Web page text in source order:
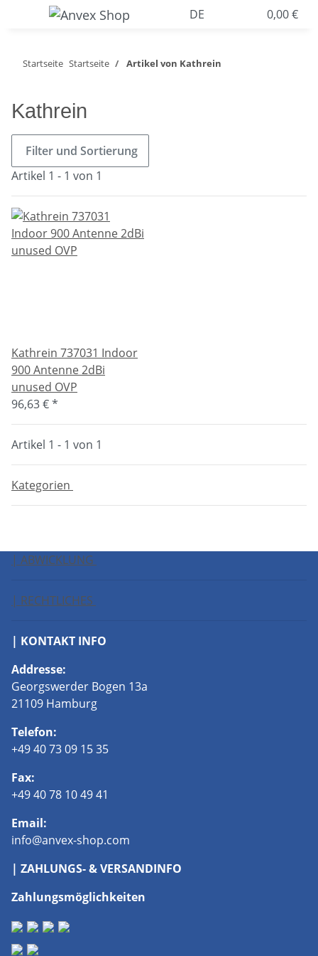
DE 0,00 €
Startseite Startseite Artikel von Kathrein
Kathrein
Filter und Sortierung
Artikel 1 - 1 von 1
Kathrein 737031 Indoor
900 Antenne 2dBi
unused OVP
96,63 €*
Artikel 1 - 1 von 1
Kategorien
| ABWICKLUNG
| RECHTLICHES
| KONTAKT INFO
Addresse:
Georgswerder Bogen 13a
21109 Hamburg
Telefon:
+49 40 73 09 15 35
Fax:
+49 40 78 10 49 41
Email:
info@anvex-shop.com
| ZAHLUNGS- & VERSANDINFO
Zahlungsmöglichkeiten